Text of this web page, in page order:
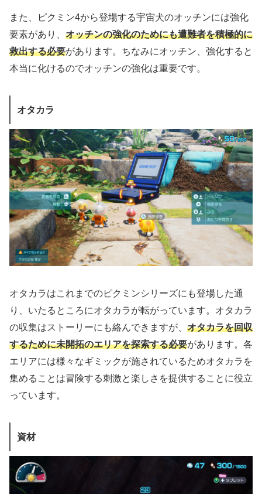
また、ピクミン4から登場する宇宙犬のオッチンには強化
要素があり、 オッチンの強化のためにも遭難者を積極的に
救出する必要があります。ちなみにオッチン、強化すると
本当に化けるのでオッチンの強化は重要です。
オタカラ
オタカラはこれまでのピクミンシリーズにも登場した通
り、いたるところにオタカラが転がっています。オタカラ
の収集はストーリーにも絡んできますが、 オタカラを回収
するために未開拓のエリアを探索する必要があります。各
エリアには様々なギミックが施されているためオタカラを
集めることは冒険する刺激と楽しさを提供することに役立
っています。
資材